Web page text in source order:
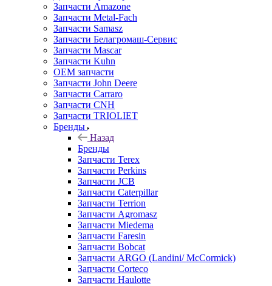
Запчасти Amazone
Запчасти Metal-Fach
Запчасти Samasz
Запчасти Белагромаш-Сервис
Запчасти Mascar
Запчасти Kuhn
OEM запчасти
Запчасти John Deere
Запчасти Carraro
Запчасти CNH
Запчасти TRIOLIET
Бренды
Назад
Бренды
Запчасти Terex
Запчасти Perkins
Запчасти JCB
Запчасти Caterpillar
Запчасти Terrion
Запчасти Agromasz
Запчасти Miedema
Запчасти Faresin
Запчасти Bobcat
Запчасти ARGO (Landini/ McCormick)
Запчасти Corteco
Запчасти Haulotte